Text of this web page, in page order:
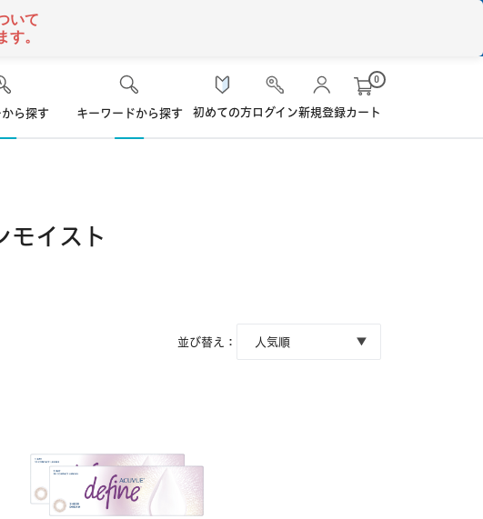
いて
す。
ら探す キーワードから探す 初めての方ログイン新規登録カート
0
レンズ ソフト・使い捨て用
ンモイスト
並び替え：